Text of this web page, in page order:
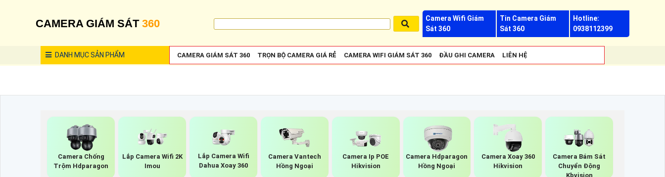
CAMERA GIÁM SÁT 360
Camera Wifi Giám
Sát 360
Tin Camera Giám
Sát 360
Hotline:
0938112399
DANH MỤCSẢN PHẨM CAMERA GIÁM SÁT 360 TRỌN BỘ CAMERA GIÁ RẺ CAMERA WIFI GIÁM SÁT 360 ĐẦU GHI CAMERA LIÊN HỆ
Camera Chống
Trộm Hdparagon
Lắp Camera Wifi 2K
Imou
Lắp Camera Wifi
Dahua Xoay 360
Camera Vantech
Hồng Ngoại
Camera Ip POE
Hikvision
Camera Hdparagon
Hồng Ngoại
Camera Xoay 360
Hikvision
Camera Bám Sát
Chuyển Động
Kbvision